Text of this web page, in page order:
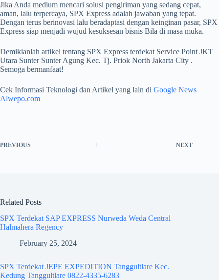
Jika Anda medium mencari solusi pengiriman yang sedang cepat,
aman, lalu terpercaya, SPX Express adalah jawaban yang tepat.
Dengan terus berinovasi lalu beradaptasi dengan keinginan pasar, SPX
Express siap menjadi wujud kesuksesan bisnis Bila di masa muka.
Demikianlah artikel tentang SPX Express terdekat Service Point JKT
Utara Sunter Sunter Agung Kec. Tj. Priok North Jakarta City .
Semoga bermanfaat!
Cek Informasi Teknologi dan Artikel yang lain di Google News
Alwepo.com
PREVIOUS NEXT
Related Posts
SPX Terdekat SAP EXPRESS Nurweda Weda Central
Halmahera Regency
February 25, 2024
SPX Terdekat JEPE EXPEDITION Tanggultlare Kec.
Kedung Tanggultlare 0822-4335-6283